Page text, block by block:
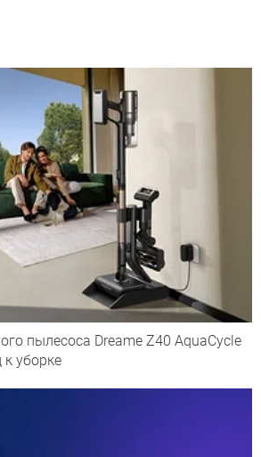
пылесоса Dreame Z40 AquaCycle
к уборке